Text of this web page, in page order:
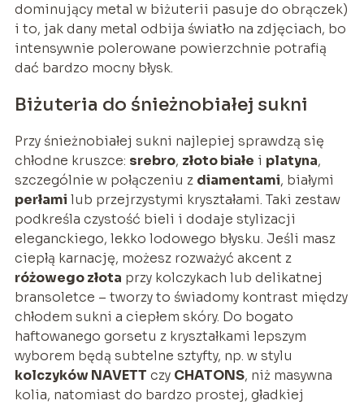
dominujący metal w biżuterii pasuje do obrączek)
i to, jak dany metal odbija światło na zdjęciach, bo
intensywnie polerowane powierzchnie potrafią
dać bardzo mocny błysk.
Biżuteria do śnieżnobiałej sukni
Przy śnieżnobiałej sukni najlepiej sprawdzą się
chłodne kruszce: srebro, złoto białe i platyna,
szczególnie w połączeniu z diamentami, białymi
perłami lub przejrzystymi kryształami. Taki zestaw
podkreśla czystość bieli i dodaje stylizacji
eleganckiego, lekko lodowego błysku. Jeśli masz
ciepłą karnację, możesz rozważyć akcent z
różowego złota przy kolczykach lub delikatnej
bransoletce – tworzy to świadomy kontrast między
chłodem sukni a ciepłem skóry. Do bogato
haftowanego gorsetu z kryształkami lepszym
wyborem będą subtelne sztyfty, np. w stylu
kolczyków NAVETT czy CHATONS, niż masywna
kolia, natomiast do bardzo prostej, gładkiej